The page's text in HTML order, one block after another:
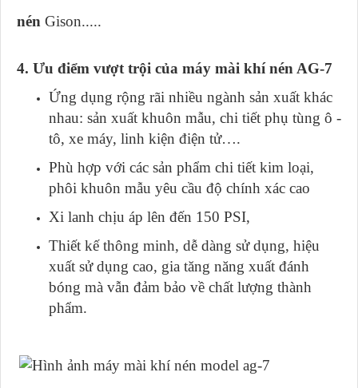
nén Gison.....
4. Ưu điểm vượt trội của máy mài khí nén AG-7
Ứng dụng rộng rãi nhiều ngành sản xuất khác
nhau: sản xuất khuôn mẫu, chi tiết phụ tùng ô -
tô, xe máy, linh kiện điện tử….
Phù hợp với các sản phẩm chi tiết kim loại,
phôi khuôn mẫu yêu cầu độ chính xác cao
Xi lanh chịu áp lên đến 150 PSI,
Thiết kế thông minh, dễ dàng sử dụng, hiệu
xuất sử dụng cao, gia tăng năng xuất đánh
bóng mà vẫn đảm bảo về chất lượng thành
phẩm.